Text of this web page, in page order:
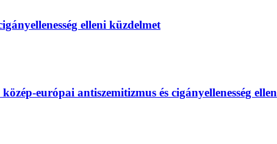
elleni küzdelmet
európai antiszemitizmus és cigányellenesség